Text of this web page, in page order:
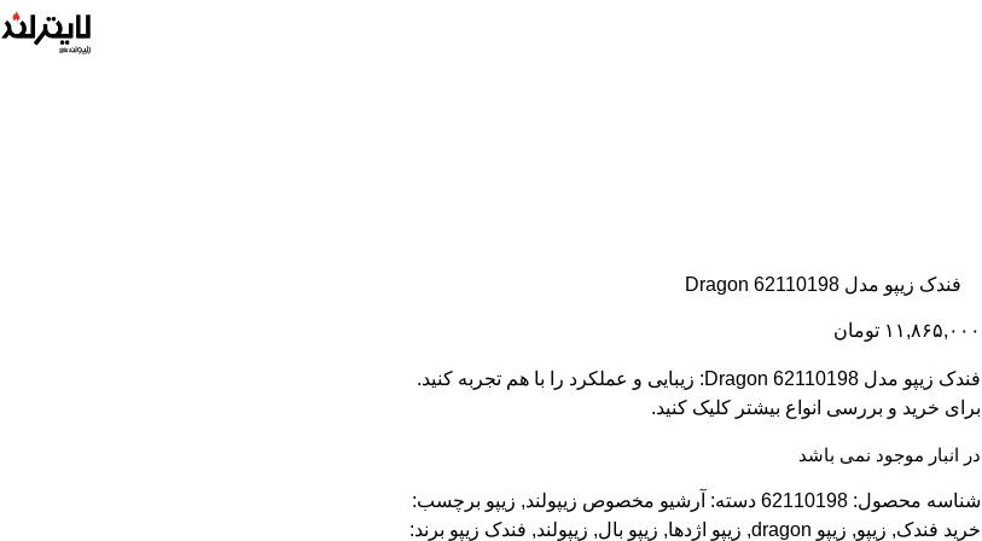
فندک زیپو مدل Dragon 62110198
۱۱,۸۶۵,۰۰۰ تومان
فندک زیپو مدل Dragon 62110198: زیبایی و عملکرد را با هم تجربه کنید.
برای خرید و بررسی انواع بیشتر کلیک کنید.
در انبار موجود نمی باشد
شناسه محصول:62110198 دسته: آرشیو مخصوص زیپولند, زیپو برچسب:
خرید فندک, زیپو, زیپو dragon , زیپو اژدها, زیپو بال, زیپولند, فندک زیپو برند: